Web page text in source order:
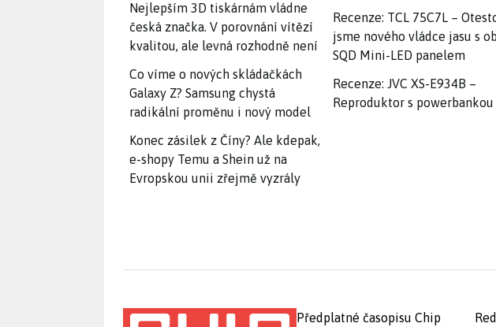
Nejlepším 3D tiskárnám vládne
česká značka. V porovnání vítězí
kvalitou, ale levná rozhodně není
Co víme o nových skládačkách
Galaxy Z? Samsung chystá
radikální proměnu i nový model
Konec zásilek z Číny? Ale kdepak,
e-shopy Temu a Shein už na
Evropskou unii zřejmě vyzrály
Recenze: TCL 75C7L –
jsme nového vládce jasu s
SQD Mini-LED panelem
Recenze: JVC XS-E934B –
Reproduktor s powerbankou
Předplatné časopisu Chip